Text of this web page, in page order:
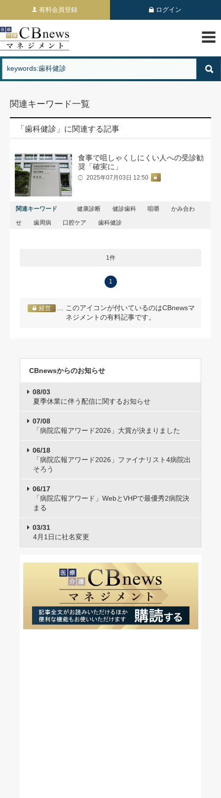
有料会員登録 ログイン
関連キーワード一覧
「歯科健診」に関連する記事
食事で咀しゃくしにくい人への受診勧
奨「確実に」
2025年07月03日 12:50
関連キーワード 健康診断 健診歯科 咀嚼
かみ合わ
せ
歯周病 口腔ケア 歯科健診
1件
1
経営
… このアイコンが付いているのはCBnewsマ
ネジメントの有料記事です。
CBnewsからのお知らせ
08/03
夏季休業に伴う配信に関するお知らせ
07/08
「病院広報アワード2026」大賞が決まりました
06/18
「病院広報アワード2026」ファイナリスト4病院出
そろう
06/17
「病院広報アワード」WebとVHPで最優秀2病院決
まる
03/31
4月1日に社名変更